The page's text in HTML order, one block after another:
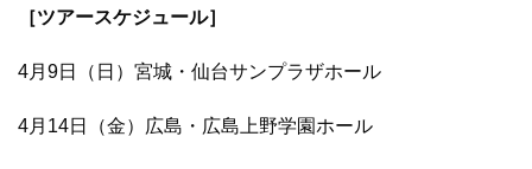
［ツアースケジュール］
4月9日（日）宮城・仙台サンプラザホール
4月14日（金）広島・広島上野学園ホール